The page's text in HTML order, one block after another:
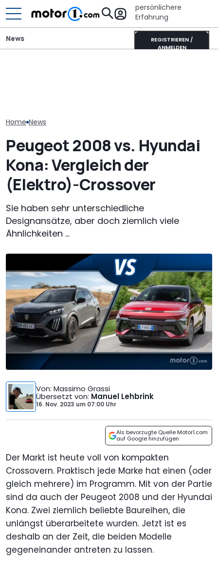
persönlichere
Erfahrung
REGISTRIEREN /
ANMELDEN
News
Home News
Peugeot 2008 vs. Hyundai
Kona: Vergleich der
(Elektro)-Crossover
Sie haben sehr unterschiedliche
Designansätze, aber doch ziemlich viele
Ähnlichkeiten ...
Von: Massimo Grassi
Übersetzt von: Manuel Lehbrink
16. Nov. 2023 um 07:00 Uhr
Als bevorzugte Quelle Motor1.com
auf Google hinzufügen
Der Markt ist heute voll von kompakten
Crossovern. Praktisch jede Marke hat einen (oder
gleich mehrere) im Programm. Mit von der Partie
sind da auch der Peugeot 2008 und der Hyundai
Kona. Zwei ziemlich beliebte Baureihen, die
unlängst überarbeitete wurden. Jetzt ist es
deshalb an der Zeit, die beiden Modelle
gegeneinander antreten zu lassen.